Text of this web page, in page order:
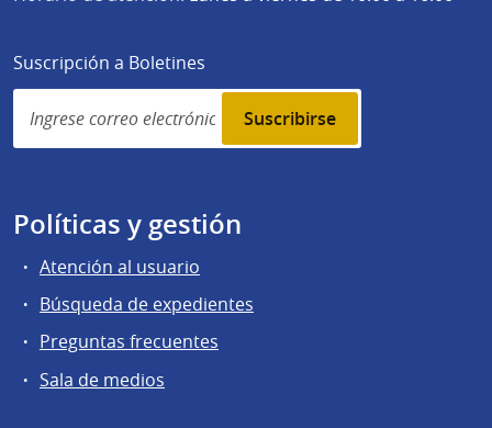
Suscripción a Boletines
Simplenews
subscription
Políticas y gestión
Atención al usuario
Búsqueda de expedientes
Preguntas frecuentes
Sala de medios